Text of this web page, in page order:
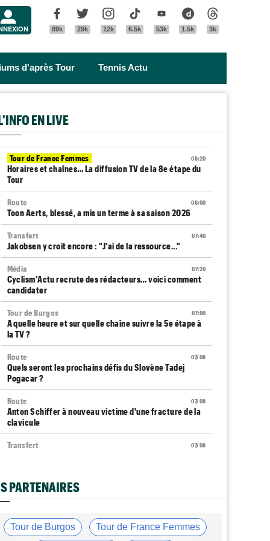
Facebook
89k
Twitter
29k
Instagram
12k
Tik Tok
6.5k
Youtube
53k
Dailymotion
1.5k 3k
d'après Tour Tennis Actu
EN LIVE
08:20
Tour de France Femmes
Horaires et chaînes… La diffusion TV de la 8e étape du
Tour
08:00
Route
Toon Aerts, blessé, a mis un terme à sa saison 2026
07:40
Transfert
Jakobsen y croit encore : "J'ai de la ressource..."
07:20
Média
Cyclism’Actu recrute des rédacteurs… voici comment
candidater
07:00
Tour de Burgos
A quelle heure et sur quelle chaîne suivre la 5e étape à
la TV ?
07/08
Route
Quels seront les prochains défis du Slovène Tadej
Pogacar ?
07/08
Route
Anton Schiffer à nouveau victime d'une fracture de la
clavicule
07/08
Transfert
Tour d'Espagne
Le parcours de la 20e étape a été modifié en raison
07/08
Média
PARTENAIRES
Tour de Burgos Tour de France Femmes